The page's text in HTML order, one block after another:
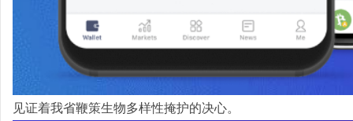
见证着我省鞭策生物多样性掩护的决心。